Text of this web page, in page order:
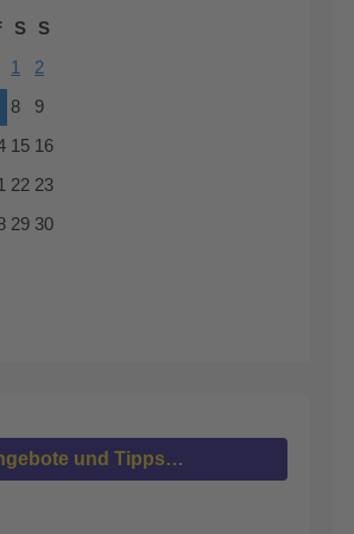
S S
1 2
8 9
15 16
22 23
29 30
und Tipps…